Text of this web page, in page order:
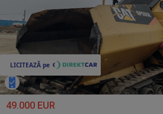
49.000 EUR